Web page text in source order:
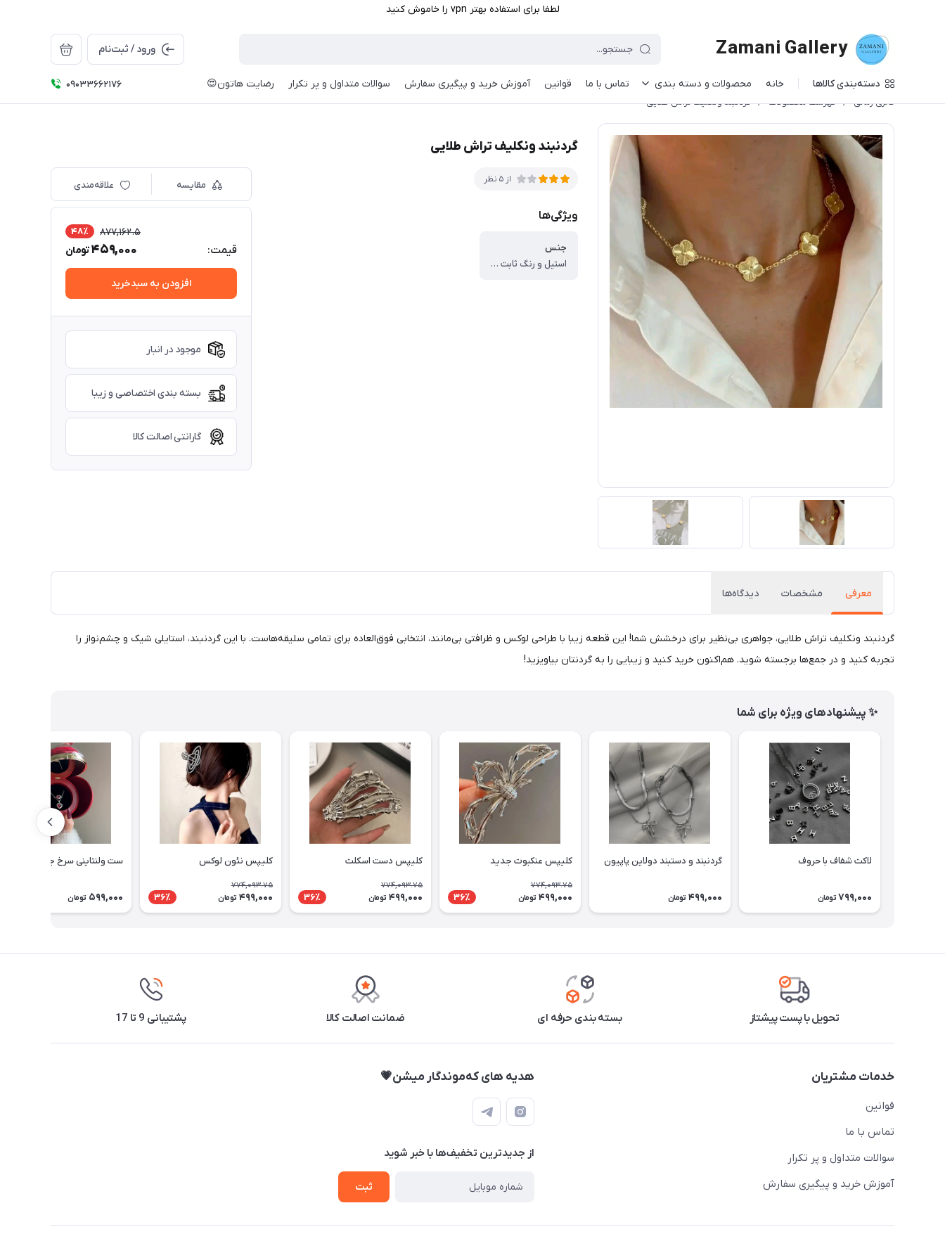
لطفا برای استفاده بهتر vpn را خاموش کنید
Zamani Gallery ورود / ثبت‌نام
دسته‌بندی کالاها خانه محصولات و دسته بندی تماس با ما قوانین آموزش خرید و پیگیری سفارش سوالات متداول و پر تکرار رضایت هاتون😍 09033662176
گالری زمانی / فهرست محصولات / گردنبند ونکلیف تراش طلایی
گردنبند ونکلیف تراش طلایی
از 5 نظر
ویژگی‌ها
جنس
استیل و رنگ ثابت می باشد
مقایسه علاقه‌مندی
قیمت:
877,162.5 48٪
459,000تومان
افزودن به سبدخرید
موجود در انبار
بسته بندی اختصاصی و زیبا
گارانتی اصالت کالا
معرفی مشخصات دیدگاه‌ها
گردنبند ونکلیف تراش طلایی، جواهری بی‌نظیر برای درخشش شما! این قطعه زیبا با طراحی لوکس و ظرافتی بی‌مانند، انتخابی فوق‌العاده برای تمامی سلیقه‌هاست. با این گردنبند، استایلی شیک و چشم‌نواز را
تجربه کنید و در جمع‌ها برجسته شوید. هم‌اکنون خرید کنید و زیبایی را به گردنتان بیاویزید!
✨ پیشنهادهای ویژه برای شما
لاکت شفاف با حروف
799,000 تومان
گردنبند و دستبند دولاین پاپیون
499,000 تومان
کلیپس عنکبوت جدید
774,093.75
499,000 تومان 36٪
کلیپس دست اسکلت
774,093.75
499,000 تومان 36٪
کلیپس نئون لوکس
774,093.75
499,000 تومان 36٪
ست ولنتاینی سرخ جدید
599,000 تومان
تحویل با پست پیشتاز بسته بندی حرفه ای ضمانت اصالت کالا پشتیبانی 9 تا 17
خدمات مشتریان
قوانین
تماس با ما
سوالات متداول و پر تکرار
آموزش خرید و پیگیری سفارش
هدیه های که‌موندگار میشن💗
از جدید‌ترین تخفیف‌ها با‌ خبر شوید
ثبت